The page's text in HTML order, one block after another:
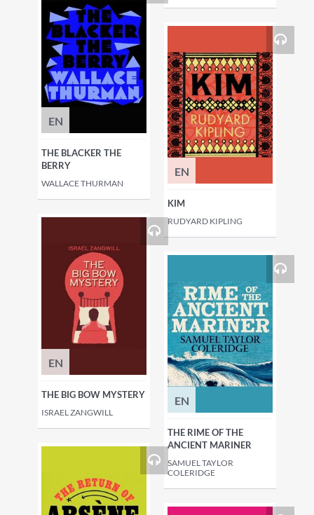
EN
THE BLACKER THE
BERRY
WALLACE THURMAN
EN
KIM
RUDYARD KIPLING
EN
THE BIG BOW MYSTERY
ISRAEL ZANGWILL
EN
THE RIME OF THE
ANCIENT MARINER
SAMUEL TAYLOR
COLERIDGE